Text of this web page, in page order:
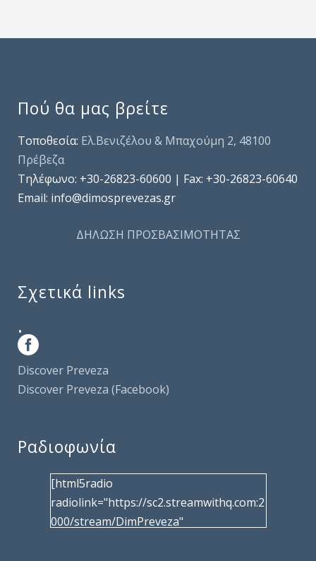
Πού θα μας βρείτε
Τοποθεσία: Ελ.Βενιζέλου & Μπαχούμη 2, 48100
Πρέβεζα
Τηλέφωνo: +30-26823-60600 | Fax: +30-26823-60640
Email: info@dimosprevezas.gr
ΔΗΛΩΣΗ ΠΡΟΣΒΑΣΙΜΟΤΗΤΑΣ
Σχετικά links
.
Discover Preveza
Discover Preveza (Facebook)
Ραδιοφωνία
[html5radio
radiolink="https://sc2.streamwithq.com:2
000/stream/DimPreveza"